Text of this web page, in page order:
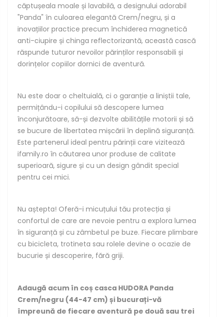
căptușeala moale și lavabilă, a designului adorabil
"Panda" în culoarea elegantă Crem/negru, și a
inovațiilor practice precum închiderea magnetică
anti-ciupire și chinga reflectorizantă, această cască
răspunde tuturor nevoilor părinților responsabili și
dorințelor copiilor dornici de aventură.
Nu este doar o cheltuială, ci o garanție a liniștii tale,
permițându-i copilului să descopere lumea
înconjurătoare, să-și dezvolte abilitățile motorii și să
se bucure de libertatea mișcării în deplină siguranță.
Este partenerul ideal pentru părinții care vizitează
ifamily.ro în căutarea unor produse de calitate
superioară, sigure și cu un design gândit special
pentru cei mici.
Nu aștepta! Oferă-i micuțului tău protecția și
confortul de care are nevoie pentru a explora lumea
în siguranță și cu zâmbetul pe buze. Fiecare plimbare
cu bicicleta, trotineta sau rolele devine o ocazie de
bucurie și descoperire, fără griji.
Adaugă acum în coș casca HUDORA Panda
Crem/negru (44-47 cm) și bucurați-vă
împreună de fiecare aventură pe două sau trei